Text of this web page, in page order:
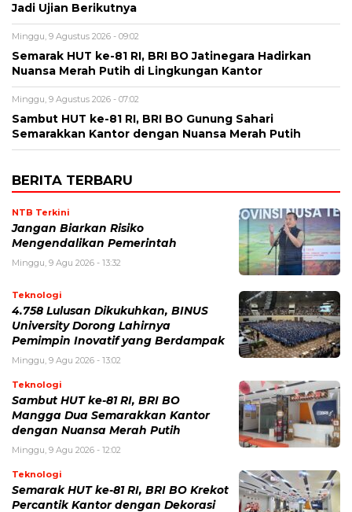
Jadi Ujian Berikutnya
Minggu, 9 Agustus 2026 - 09:02
Semarak HUT ke-81 RI, BRI BO Jatinegara Hadirkan
Nuansa Merah Putih di Lingkungan Kantor
Minggu, 9 Agustus 2026 - 07:02
Sambut HUT ke-81 RI, BRI BO Gunung Sahari
Semarakkan Kantor dengan Nuansa Merah Putih
BERITA TERBARU
NTB Terkini
Jangan Biarkan Risiko
Mengendalikan Pemerintah
Minggu, 9 Agu 2026 - 13:32
Teknologi
4.758 Lulusan Dikukuhkan, BINUS
University Dorong Lahirnya
Pemimpin Inovatif yang Berdampak
Minggu, 9 Agu 2026 - 13:02
Teknologi
Sambut HUT ke-81 RI, BRI BO
Mangga Dua Semarakkan Kantor
dengan Nuansa Merah Putih
Minggu, 9 Agu 2026 - 12:02
Teknologi
Semarak HUT ke-81 RI, BRI BO Krekot
Percantik Kantor dengan Dekorasi